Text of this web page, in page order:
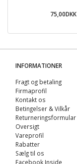
75,00DKK
INFORMATIONER
Fragt og betaling
Firmaprofil
Kontakt os
Betingelser & Vilkår
Returneringsformular
Oversigt
Vareprofil
Rabatter
Sælg til os
Facebook Inside